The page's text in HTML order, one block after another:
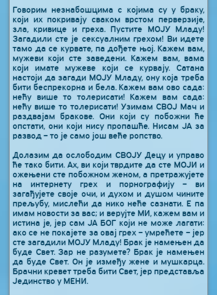
Говорим незнабошцима с којима су у браку,
који их покривају сваком врстом перверзије,
зла, кривице и греха. Пустите МОЈУ Младу!
Загадили сте је сексуалним грехом! Ви идете
тамо да се курвате, па дођете њој. Кажем вам,
мужеви који сте заведени. Кажем вам, вама
који имате мужеве који се курвају. Сатана
настоји да загади МОЈУ Младу, ону која треба
бити беспрекорна и бела. Кажем вам ово сада:
нећу више то толерисати! Кажем вам сада:
нећу више то толерисати! Узимам СВОЈ Мач и
раздвајам бракове. Они који су побожни ће
опстати, они који нису пропашће. Нисам ЈА за
развод – то је само још веће ропство.
Долазим да ослободим СВОЈУ Децу и управо
ће тако бити. Ах, ви који тврдите да сте МОЈИ и
ожењени сте побожном женом, а претражујете
на интернету грех и порнографију – ви
загађујете своје очи, и духом и душом чините
прељубу, мислећи да нико неће сазнати. Е па
имам новости за вас; и верујте МИ, кажем вам и
истина је, јер сам ЈА БОГ који не може лагати:
ако се не покајете за овај грех – умрећете – јер
сте загадили МОЈУ Младу! Брак је намењен да
буде Свет. Зар не разумете? Брак је намењен
да буде Свет. Он је између жене и мушкарца.
Брачни кревет треба бити Свет, јер представља
Јединство у МЕНИ.